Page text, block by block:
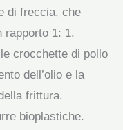
di freccia, che
rapporto 1: 1.
crocchette di pollo
dell’olio e la
frittura.
bioplastiche.